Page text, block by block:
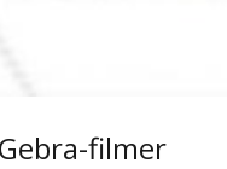
filmer